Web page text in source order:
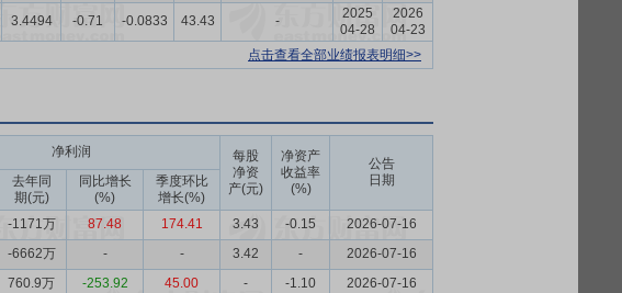
3.4494 -0.71 -0.0833 43.43 -
2025
04-28
2026
04-23
点击查看全部业绩报表明细>>
净利润
每股
净资
产(元)
净资产
收益率
(%)
公告
日期
去年同
期(元)
同比增长
(%)
季度环比
增长(%)
-1171万 87.48 174.41 3.43 -0.15
2026-07-16
-6662万 - - 3.42 -
2026-07-16
760.9万 -253.92 45.00 - -1.10
2026-07-16